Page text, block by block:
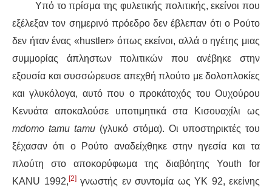
Υπό το πρίσμα της φυλετικής πολιτικής, εκείνοι που
εξέλεξαν τον σημερινό πρόεδρο δεν έβλεπαν ότι ο Ρούτο
δεν ήταν ένας «hustler» όπως εκείνοι, αλλά ο ηγέτης μιας
συμμορίας άπληστων πολιτικών που ανέβηκε στην
εξουσία και συσσώρευσε απεχθή πλούτο με δολοπλοκίες
και γλυκόλογα, αυτό που ο προκάτοχός του Ουχούρου
Κενυάτα αποκαλούσε υποτιμητικά στα Κισουαχίλι ως
mdomo tamu tamu (γλυκό στόμα). Οι υποστηρικτές του
ξέχασαν ότι ο Ρούτο αναδείχθηκε στην ηγεσία και τα
πλούτη στο αποκορύφωμα της διαβόητης Youth for
KANU 1992, [2]γνωστής εν συντομία ως YK 92, εκείνης